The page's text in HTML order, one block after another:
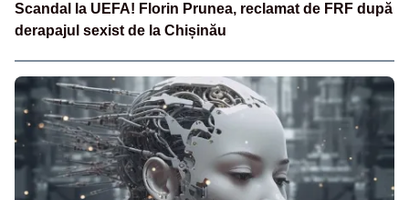
Scandal la UEFA! Florin Prunea, reclamat de FRF după
derapajul sexist de la Chișinău